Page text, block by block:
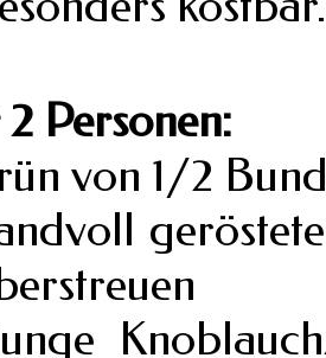
Personen:
von 1/2